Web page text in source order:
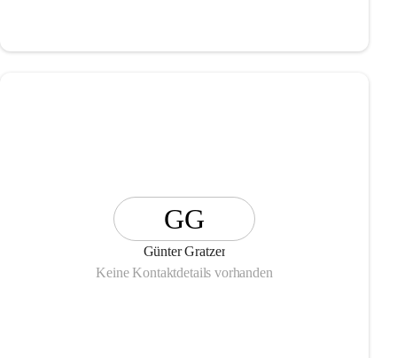
GG
Günter Gratzer
Keine Kontaktdetails vorhanden